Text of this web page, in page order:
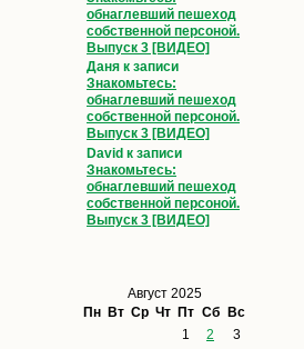
обнаглевший пешеход
собственной персоной.
Выпуск 3 [ВИДЕО]
Даня к записи
Знакомьтесь:
обнаглевший пешеход
собственной персоной.
Выпуск 3 [ВИДЕО]
David к записи
Знакомьтесь:
обнаглевший пешеход
собственной персоной.
Выпуск 3 [ВИДЕО]
Август 2025
Пн Вт Ср Чт Пт Сб Вс
1 2
3